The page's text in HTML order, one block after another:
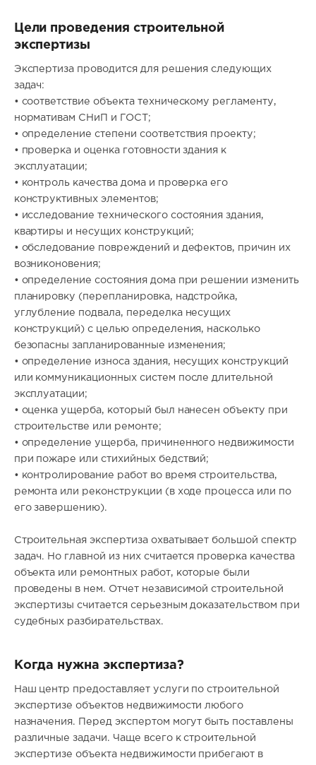
Цели проведения строительной
экспертизы
Экспертиза проводится для решения следующих
задач:
• соответствие объекта техническому регламенту,
нормативам СНиП и ГОСТ;
• определение степени соответствия проекту;
• проверка и оценка готовности здания к
эксплуатации;
• контроль качества дома и проверка его
конструктивных элементов;
• исследование технического состояния здания,
квартиры и несущих конструкций;
• обследование повреждений и дефектов, причин их
возниконовения;
• определение состояния дома при решении изменить
планировку (перепланировка, надстройка,
углубление подвала, переделка несущих
конструкций) с целью определения, насколько
безопасны запланированные изменения;
• определение износа здания, несущих конструкций
или коммуникационных систем после длительной
эксплуатации;
• оценка ущерба, который был нанесен объекту при
строительстве или ремонте;
• определение ущерба, причиненного недвижимости
при пожаре или стихийных бедствий;
• контролирование работ во время строительства,
ремонта или реконструкции (в ходе процесса или по
его завершению).
Строительная экспертиза охватывает большой спектр
задач. Но главной из них считается проверка качества
объекта или ремонтных работ, которые были
проведены в нем. Отчет независимой строительной
экспертизы считается серьезным доказательством при
судебных разбирательствах.
Когда нужна экспертиза?
Наш центр предоставляет услуги по строительной
экспертизе объектов недвижимости любого
назначения. Перед экспертом могут быть поставлены
различные задачи. Чаще всего к строительной
экспертизе объекта недвижимости прибегают в